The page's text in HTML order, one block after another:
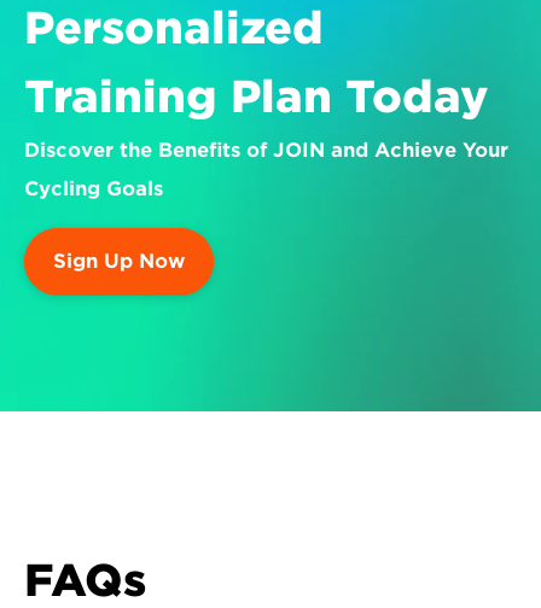
Personalized
Training Plan Today
Discover the Benefits of JOIN and Achieve Your
Cycling Goals
Sign Up Now
FAQs